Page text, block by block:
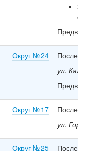
2-
с.
Округ № 24
ул.
Округ № 17
ул.
Округ № 25